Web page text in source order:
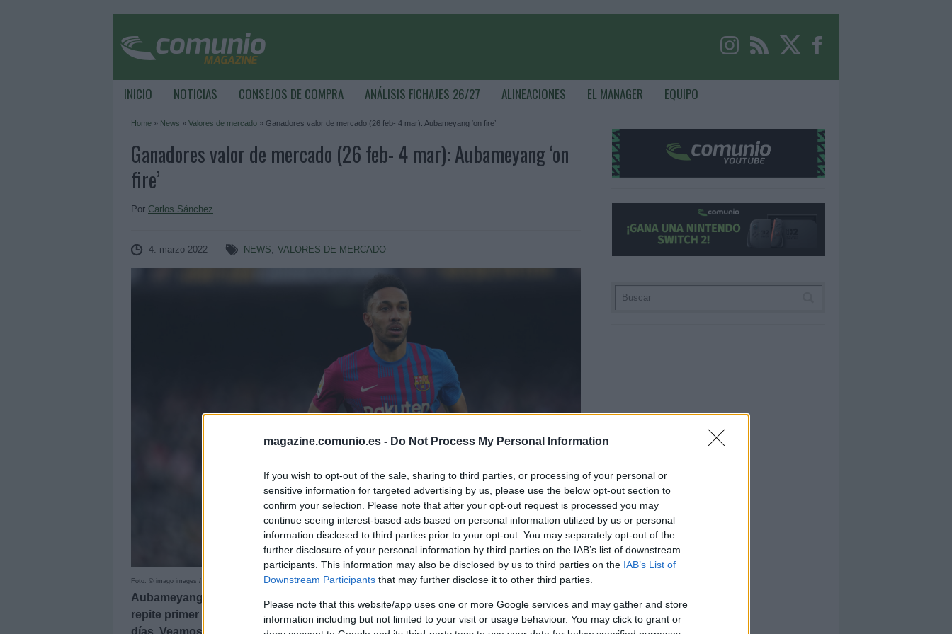
magazine.comunio.es - Do Not Process My Personal Information
If you wish to opt-out of the sale, sharing to third parties, or processing of your personal or
sensitive information for targeted advertising by us, please use the below opt-out section to
confirm your selection. Please note that after your opt-out request is processed you may
continue seeing interest-based ads based on personal information utilized by us or personal
information disclosed to third parties prior to your opt-out. You may separately opt-out of the
further disclosure of your personal information by third parties on the IAB’s list of downstream
participants. This information may also be disclosed by us to third parties on the IAB’s List of
Downstream Participants that may further disclose it to other third parties.
Please note that this website/app uses one or more Google services and may gather and store
information including but not limited to your visit or usage behaviour. You may click to grant or
INICIO NOTICIAS CONSEJOS DE COMPRA ANÁLISIS FICHAJES 26/27 ALINEACIONES EL MANAGER EQUIPO
Home » News » Valores de mercado » Ganadores valor de mercado (26 feb- 4 mar): Aubameyang ‘on fire’
Ganadores valor de mercado (26 feb- 4 mar): Aubameyang ‘on
fire’
Por Carlos Sánchez
4. marzo 2022 NEWS, VALORES DE MERCADO
Foto: © imago images / Pressinphoto
Aubameyang es el jugador de moda en La Liga y también en Comunio. El gabonés
repite primer puesto en la lista de ganadores de valor de mercado en los últimos 7